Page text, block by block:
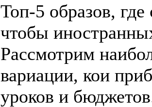
Топ-5 образов,
чтобы
Рассмотрим
вариации, кои
уроков и